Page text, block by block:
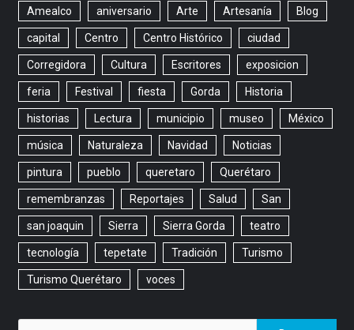
Amealco aniversario Arte Artesanía Blog
capital Centro Centro Histórico ciudad
Corregidora Cultura Escritores exposicion
feria Festival fiesta Gorda Historia
historias Lectura municipio museo México
música Naturaleza Navidad Noticias
pintura pueblo queretaro Querétaro
remembranzas Reportajes Salud San
san joaquin Sierra Sierra Gorda teatro
tecnología tepetate Tradición Turismo
Turismo Querétaro voces